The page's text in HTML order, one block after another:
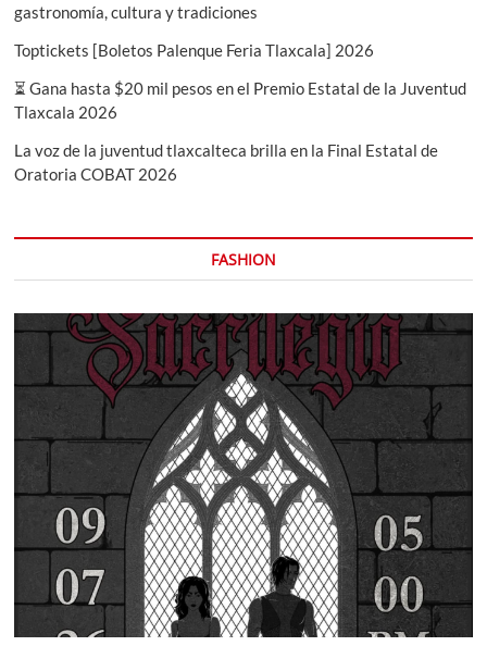
gastronomía, cultura y tradiciones
Toptickets [Boletos Palenque Feria Tlaxcala] 2026
⏳ Gana hasta $20 mil pesos en el Premio Estatal de la Juventud
Tlaxcala 2026
La voz de la juventud tlaxcalteca brilla en la Final Estatal de
Oratoria COBAT 2026
FASHION